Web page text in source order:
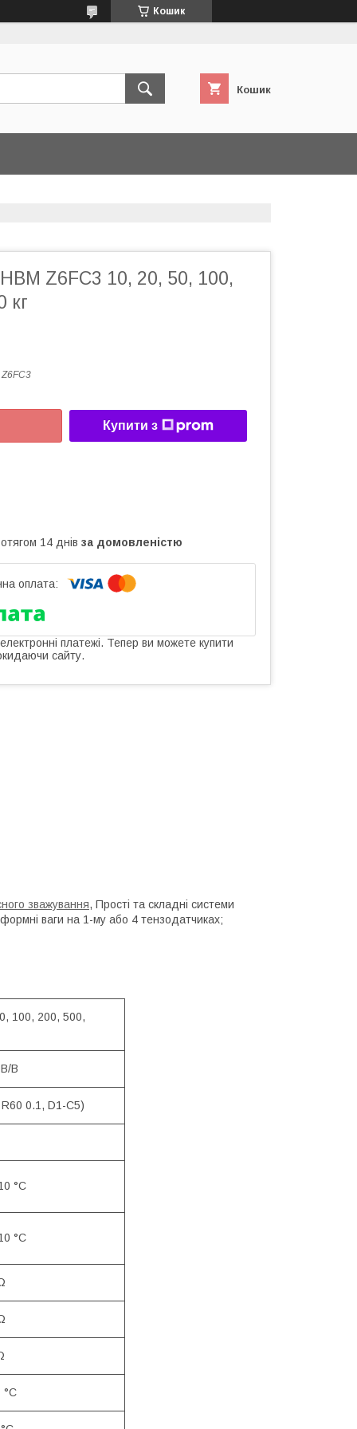
Кошик
Кошик
Z6FC3 10, 20, 50, 100,
кг
Купити з
14 днів за домовленістю
платежі. Тепер ви можете купити
сайту.
зважування, Прості та складні системи
ваги на 1-му або 4 тензодатчиках;
100, 200, 500,
В
0.1, D1-C5)
°C
°C
°C